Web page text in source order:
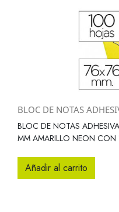
BLOC DE NOTAS
BLOC DE NOTAS
MM AMARILLO NEON CON
Añadir al carrito